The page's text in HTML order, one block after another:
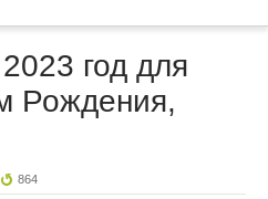
год для
Рождения,
864